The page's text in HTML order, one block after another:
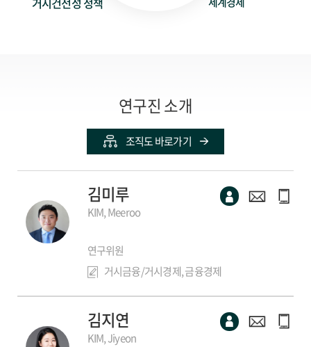
연구진 소개
조직도 바로가기
김미루
KIM, Meeroo
연구위원
거시금융/거시경제, 금융경제
김지연
KIM, Jiyeon